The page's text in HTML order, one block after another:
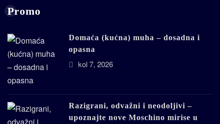
Promo
Domaća (kućna) muha – dosadna i
opasna
kol 7, 2026
Razigrani, odvažni i neodoljivi –
upoznajte nove Moschino mirise u